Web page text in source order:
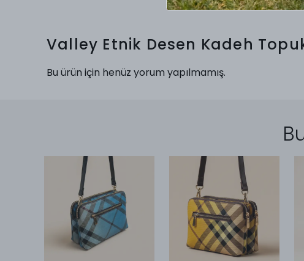
Valley Etnik Desen Kadeh
Bu ürün için henüz yorum yapılmamış.